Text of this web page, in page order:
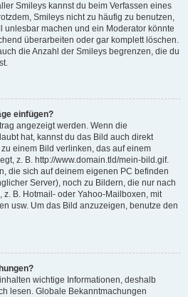
Smileys kannst du beim Verfassen eines
Smileys nicht zu häufig zu benutzen,
unlesbar machen und ein Moderator könnte
überarbeiten oder gar komplett löschen.
die Anzahl der Smileys begrenzen, die du
einfügen?
angezeigt werden. Wenn die
hat, kannst du das Bild auch direkt
einem Bild verlinken, das auf einem
z. B. http://www.domain.tld/mein-bild.gif.
die sich auf deinem eigenen PC befinden
Server), noch zu Bildern, die nur nach
B. Hotmail- oder Yahoo-Mailboxen, mit
usw. Um das Bild anzuzeigen, benutze den
wichtige Informationen, deshalb
lesen. Globale Bekanntmachungen